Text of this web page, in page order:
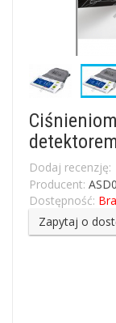
Dodaj recenzję:
Producent:
Dostępność:
Zapytaj o